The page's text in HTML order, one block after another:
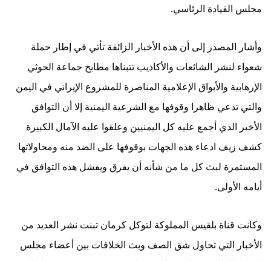
مجلس القيادة الرئاسي.
وأشار المصدر إلى أن هذه الأخبار الزائفة تأتي في إطار حملة
شعواء لنشر الشائعات والأكاذيب تتبناها مطابخ جماعة الحوثي
الإرهابية والأبواق الإعلامية المناصرة للمشروع الإيراني في اليمن
والتي تدعي ظاهرا وقوفها مع الشرعية اليمنية إلا أن التوافق
الأخير الذي أجمع عليه كل اليمنيين وعلقوا عليه الآمال الكبيرة
كشف زيف ادعاء هذه الجهات بوقوفها على الضد منه ومحاولاتها
المستمرة لبث كل ما من شأنه أن يفرق ويفشل هذه التوافق في
أيامه الأولى.
وكانت قناة بلقيس المملوكة لتوكل كرمان تبنت نشر العديد من
الأخبار التي تحاول شق الصف وبث الخلافات بين أعضاء مجلس